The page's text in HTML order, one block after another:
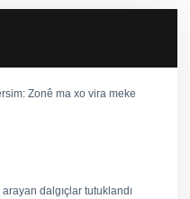
Zonê ma xo vira meke
dalgıçlar tutuklandı